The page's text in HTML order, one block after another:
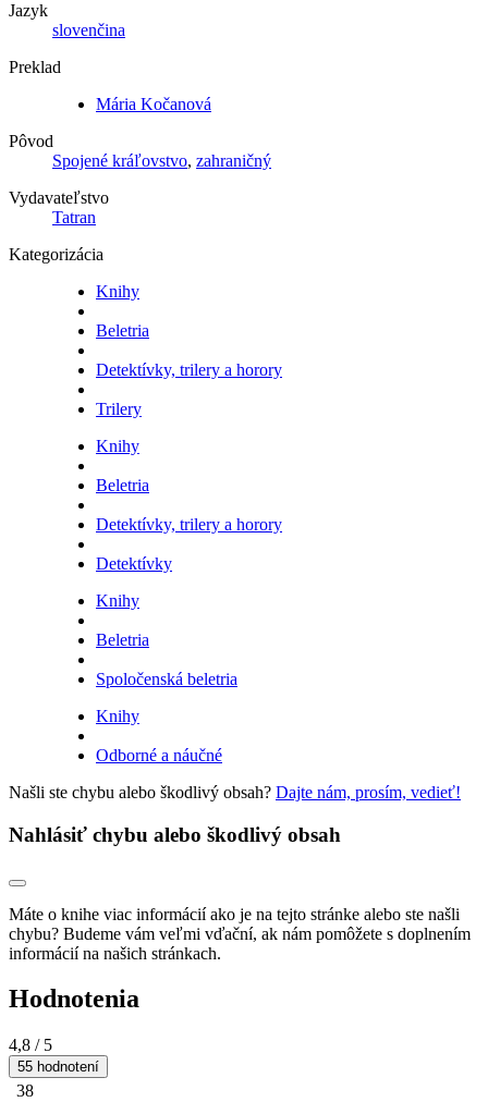
Jazyk
slovenčina
Preklad
Mária Kočanová
Pôvod
Spojené kráľovstvo, zahraničný
Vydavateľstvo
Tatran
Kategorizácia
Knihy
Beletria
Detektívky, trilery a horory
Trilery
Knihy
Beletria
Detektívky, trilery a horory
Detektívky
Knihy
Beletria
Spoločenská beletria
Knihy
Odborné a náučné
Našli ste chybu alebo škodlivý obsah? Dajte nám, prosím, vedieť!
Nahlásiť chybu alebo škodlivý obsah
Máte o knihe viac informácií ako je na tejto stránke alebo ste našli
chybu? Budeme vám veľmi vďační, ak nám pomôžete s doplnením
informácií na našich stránkach.
Hodnotenia
4,8 / 5
55 hodnotení
38